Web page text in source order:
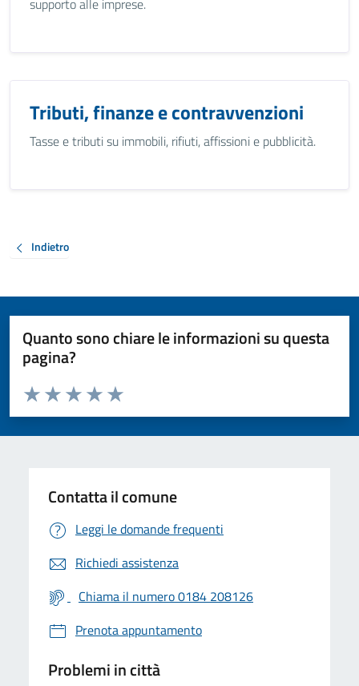
supporto alle imprese.
Tributi, finanze e contravvenzioni
Tasse e tributi su immobili, rifiuti, affissioni e pubblicità.
Indietro
Quanto sono chiare le informazioni su questa
pagina?
Valuta da 1 a 5 stelle la pagina
Valuta 5 stelle su 5
Valuta 4 stelle su 5
Valuta 3 stelle su 5
Valuta 2 stelle su 5
Valuta 1 stelle su 5
Contatta il comune
Leggi le domande frequenti
Richiedi assistenza
Chiama il numero 0184 208126
Prenota appuntamento
Problemi in città